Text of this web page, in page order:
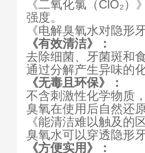
《二氧化氯（ClO₂
强度。
《电解臭氧水对隐形
《有效清洁》：
去除细菌、牙菌斑和
通过分解产生异味的
《无毒且环保》：
不含刺激性化学物质
臭氧在使用后自然还
《能清洁难以触及的
臭氧水可以穿透隐形
《方便实用》：